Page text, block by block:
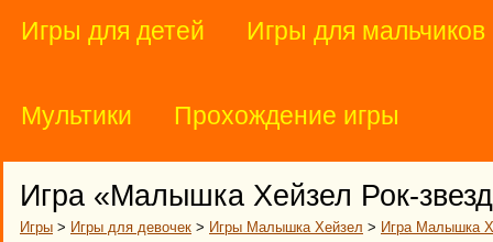
Игры для детей Игры для мальчиков
Мультики Прохождение игры
Игра «Малышка Хейзел Рок-
Игры > Игры для девочек > Игры Малышка Хейзел > Игра Малышка